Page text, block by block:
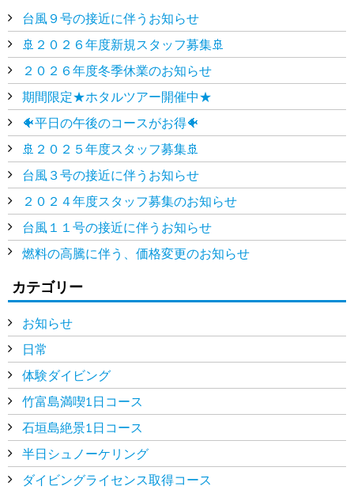
台風９号の接近に伴うお知らせ
🚢２０２６年度新規スタッフ募集🚢
２０２６年度冬季休業のお知らせ
期間限定★ホタルツアー開催中★
🐠平日の午後のコースがお得🐠
🚢２０２５年度スタッフ募集🚢
台風３号の接近に伴うお知らせ
２０２４年度スタッフ募集のお知らせ
台風１１号の接近に伴うお知らせ
燃料の高騰に伴う、価格変更のお知らせ
カテゴリー
お知らせ
日常
体験ダイビング
竹富島満喫1日コース
石垣島絶景1日コース
半日シュノーケリング
ダイビングライセンス取得コース